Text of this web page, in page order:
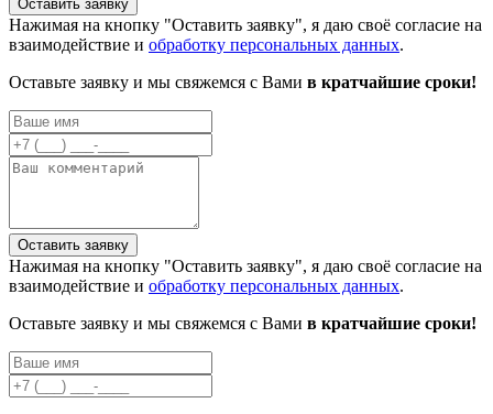
Нажимая на кнопку "Оставить заявку", я даю своё согласие на
взаимодействие и обработку персональных данных.
Оставьте заявку и мы свяжемся с Вами в кратчайшие сроки!
Нажимая на кнопку "Оставить заявку", я даю своё согласие на
взаимодействие и обработку персональных данных.
Оставьте заявку и мы свяжемся с Вами в кратчайшие сроки!